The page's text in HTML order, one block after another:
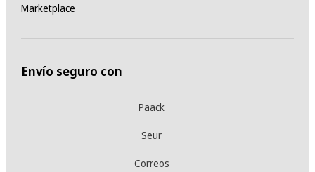
Marketplace
Envío seguro con
Paack
Seur
Correos